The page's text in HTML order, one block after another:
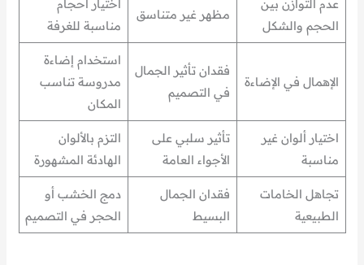
عدم التوازن بين
الحجم والشكل
مظهر غير متناسق
اختيار أحجام
مناسبة للغرفة
الإهمال في الإضاءة
فقدان تأثير الجمال
في التصميم
استخدام إضاءة
مدروسة تناسب
المكان
اختيار ألوان غير
مناسبة
تأثير سلبي على
الأجواء العامة
التزم بالألوان
الهادئة المشهورة
تجاهل الخامات
الطبيعية
فقدان الجمال
البسيط
دمج الخشب أو
الحجر في التصميم